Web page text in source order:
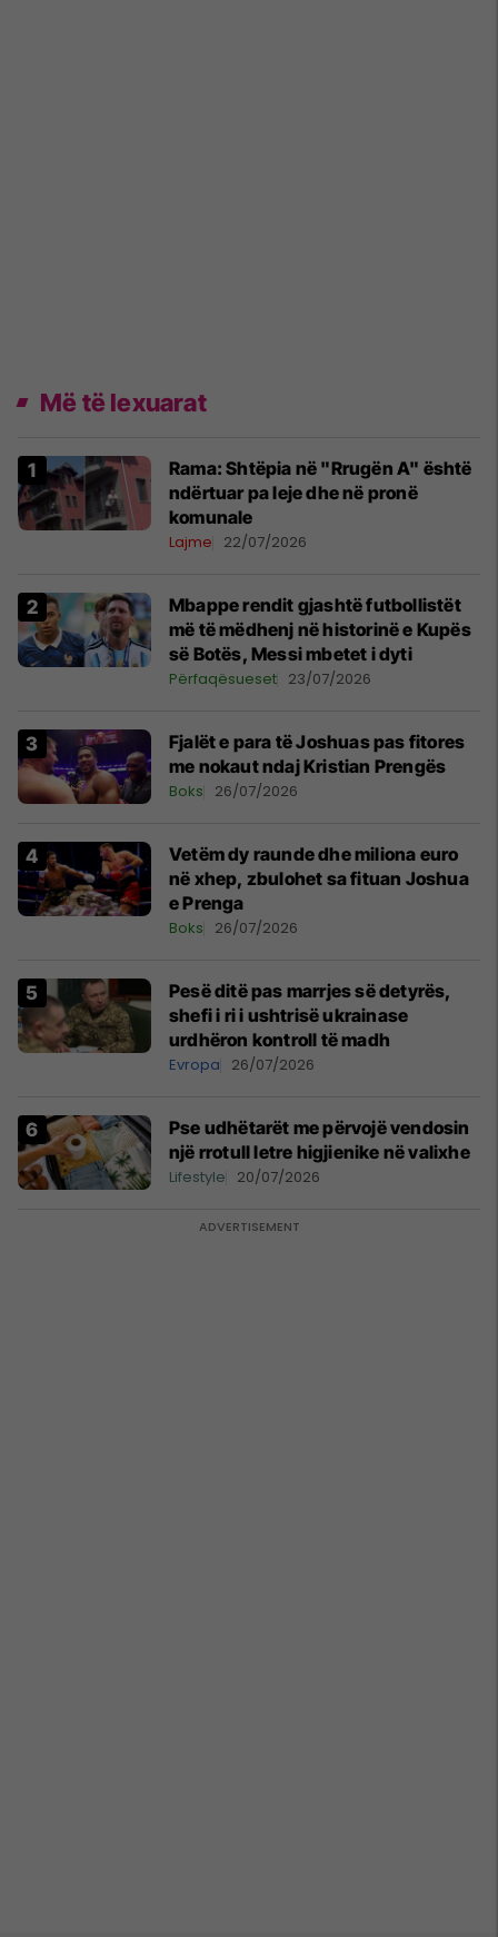
Më të lexuarat
Rama: Shtëpia në "Rrugën A" është
ndërtuar pa leje dhe në pronë
komunale
Lajme 22/07/2026
Mbappe rendit gjashtë futbollistët
më të mëdhenj në historinë e Kupës
së Botës, Messi mbetet i dyti
Përfaqësueset 23/07/2026
Fjalët e para të Joshuas pas fitores
me nokaut ndaj Kristian Prengës
Boks 26/07/2026
Vetëm dy raunde dhe miliona euro
në xhep, zbulohet sa fituan Joshua
e Prenga
Boks 26/07/2026
Pesë ditë pas marrjes së detyrës,
shefi i ri i ushtrisë ukrainase
urdhëron kontroll të madh
Evropa 26/07/2026
Pse udhëtarët me përvojë vendosin
një rrotull letre higjienike në valixhe
Lifestyle 20/07/2026